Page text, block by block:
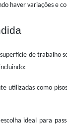
haver variações e
de trabalho
utilizadas como
ideal para